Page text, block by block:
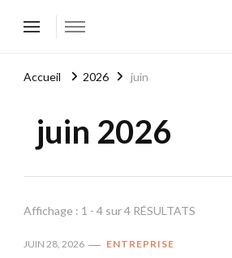
Accueil 2026 juin
juin 2026
Affichage : 1 - 4 sur 4 RÉSULTATS
JUIN 28, 2026 ENTREPRISE